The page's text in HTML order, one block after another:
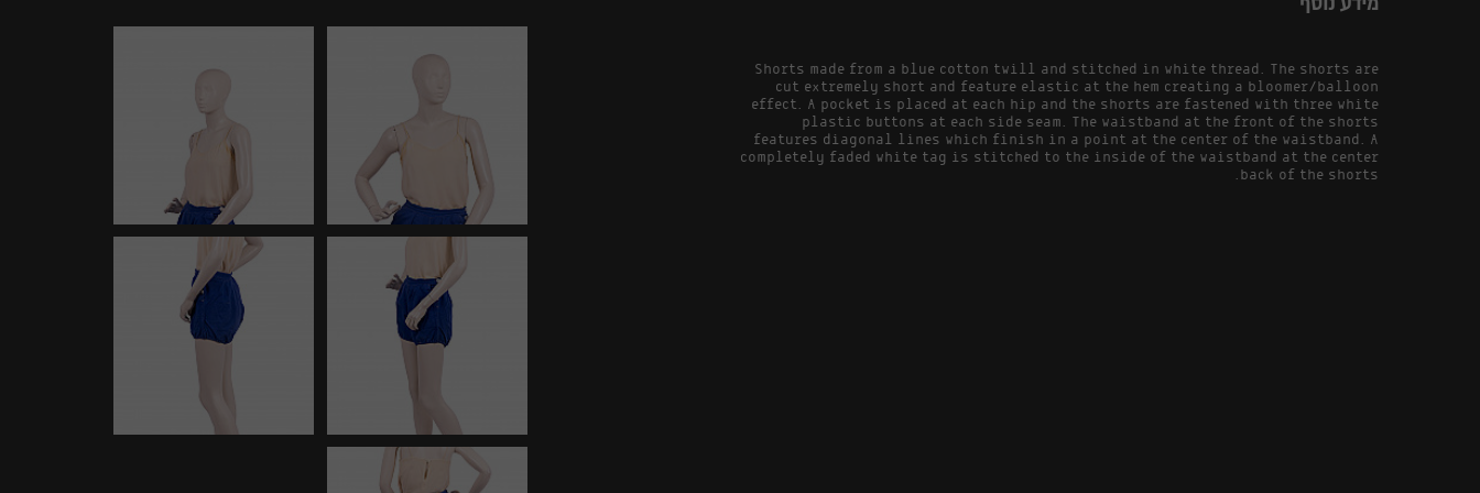
Shorts made from a blue cotton twill and stitched in white thread. The shorts are
cut extremely short and feature elastic at the hem creating a bloomer/balloon
effect. A pocket is placed at each hip and the shorts are fastened with three white
plastic buttons at each side seam. The waistband at the front of the shorts
features diagonal lines which finish in a point at the center of the waistband. A
completely faded white tag is stitched to the inside of the waistband at the center
back of the shorts.